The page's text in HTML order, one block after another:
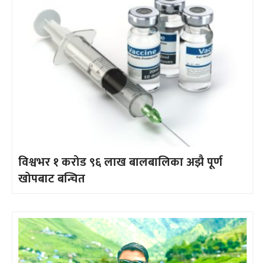
विश्वभर १ करोड ९६ लाख बालबालिका अझै पूर्ण
खोपबाट बन्चित